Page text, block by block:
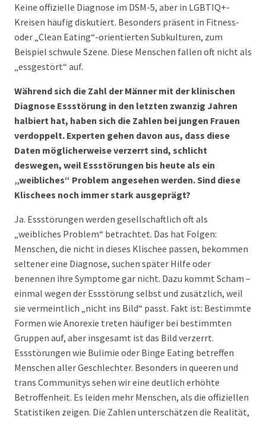
Keine offizielle Diagnose im DSM-5, aber in LGBTIQ+-
Kreisen häufig diskutiert. Besonders präsent in Fitness-
oder „Clean Eating“-orientierten Subkulturen, zum
Beispiel schwule Szene. Diese Menschen fallen oft nicht als
„essgestört“ auf.
Während sich die Zahl der Männer mit der klinischen
Diagnose Essstörung in den letzten zwanzig Jahren
halbiert hat, haben sich die Zahlen bei jungen Frauen
verdoppelt. Experten gehen davon aus, dass diese
Daten möglicherweise verzerrt sind, schlicht
deswegen, weil Essstörungen bis heute als ein
„weibliches“ Problem angesehen werden. Sind diese
Klischees noch immer stark ausgeprägt?
Ja. Essstörungen werden gesellschaftlich oft als
„weibliches Problem“ betrachtet. Das hat Folgen:
Menschen, die nicht in dieses Klischee passen, bekommen
seltener eine Diagnose, suchen später Hilfe oder
benennen ihre Symptome gar nicht. Dazu kommt Scham –
einmal wegen der Essstörung selbst und zusätzlich, weil
sie vermeintlich „nicht ins Bild“ passt. Fakt ist: Bestimmte
Formen wie Anorexie treten häufiger bei bestimmten
Gruppen auf, aber insgesamt ist das Bild verzerrt.
Essstörungen wie Bulimie oder Binge Eating betreffen
Menschen aller Geschlechter. Besonders in queeren und
trans Communitys sehen wir eine deutlich erhöhte
Betroffenheit. Es leiden mehr Menschen, als die offiziellen
Statistiken zeigen. Die Zahlen unterschätzen die Realität,